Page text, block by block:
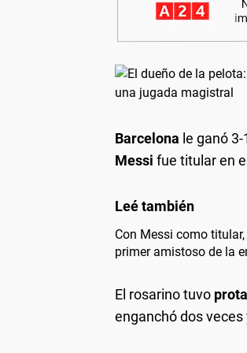
Barcelona le ganó 3-
Messi fue titular en
Con Messi como
primer amistoso de la
El rosarino tuvo
enganchó dos